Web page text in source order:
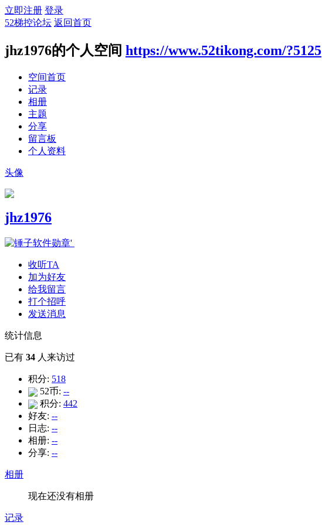
立即注册 登录
52梯控论坛 返回首页
jhz1976的个人空间 https://www.52tikong.com/?5125
空间首页
记录
相册
主题
分享
留言板
个人资料
头像
jhz1976
收听TA
加为好友
给我留言
打个招呼
发送消息
统计信息
已有 34 人来访过
积分: 518
52币: --
积分: 442
好友: --
日志: --
相册: --
分享: --
相册
现在还没有相册
记录